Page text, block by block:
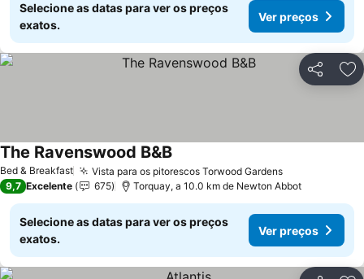
Selecione as datas para ver os preços
exatos.
Ver preços
Partilhar
Bed & Breakfast Vista para os pitorescos Torwood Gardens
The Ravenswood B&B
9,7 Excelente 675 Torquay, a 10.0 km de Newton Abbot
Selecione as datas para ver os preços
exatos.
Ver preços